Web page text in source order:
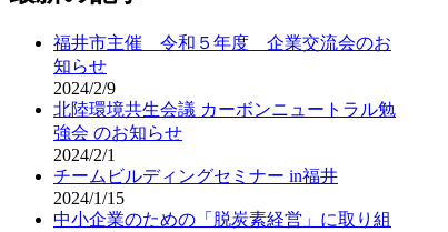
福井市主催 令和５年度 企業交流会のお
知らせ
2024/2/9
北陸環境共生会議 カーボンニュートラル勉
強会 のお知らせ
2024/2/1
チームビルディングセミナー in福井
2024/1/15
中小企業のための「脱炭素経営」に取り組